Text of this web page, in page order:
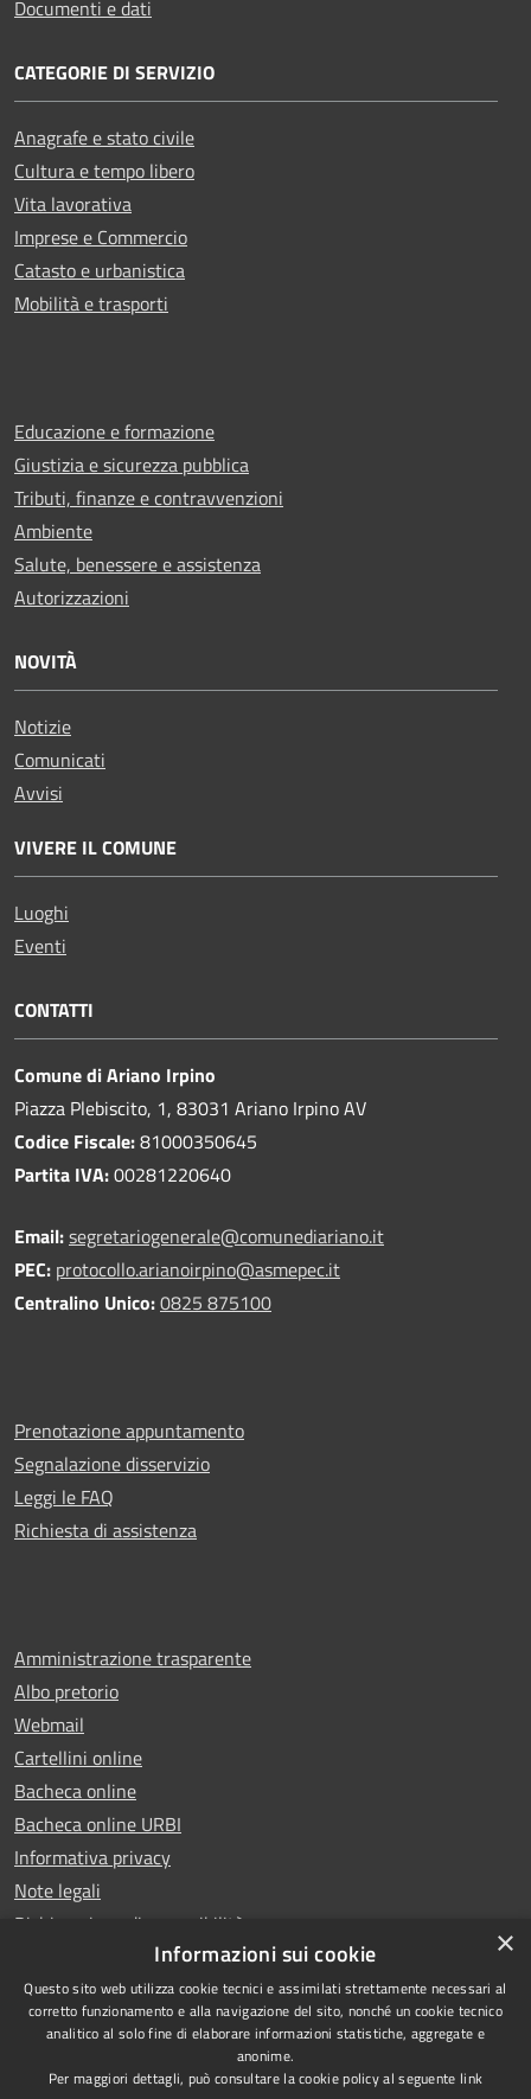
Documenti e dati
CATEGORIE DI SERVIZIO
Anagrafe e stato civile
Cultura e tempo libero
Vita lavorativa
Imprese e Commercio
Catasto e urbanistica
Mobilità e trasporti
Educazione e formazione
Giustizia e sicurezza pubblica
Tributi, finanze e contravvenzioni
Ambiente
Salute, benessere e assistenza
Autorizzazioni
NOVITÀ
Notizie
Comunicati
Avvisi
VIVERE IL COMUNE
Luoghi
Eventi
CONTATTI
Comune di Ariano Irpino
Piazza Plebiscito, 1, 83031 Ariano Irpino AV
Codice Fiscale:81000350645
Partita IVA:00281220640
Email:segretariogenerale@comunediariano.it
PEC: protocollo.arianoirpino@asmepec.it
Centralino Unico:0825 875100
Prenotazione appuntamento
Segnalazione disservizio
Leggi le FAQ
Richiesta di assistenza
Amministrazione trasparente
Albo pretorio
Webmail
Cartellini online
Bacheca online
Bacheca online URBI
Informativa privacy
Note legali
Dichiarazione di accessibilità
RSS
Accessibilità
Copyright © 2025 Comune di
Ariano Irpino
×
Informazioni sui cookie
Questo sito web utilizza cookie tecnici e assimilati strettamente necessari al
corretto funzionamento e alla navigazione del sito, nonché un cookie tecnico
analitico al solo fine di elaborare informazioni statistiche, aggregate e
anonime.
Per maggiori dettagli, può consultare la cookie policy al seguente link